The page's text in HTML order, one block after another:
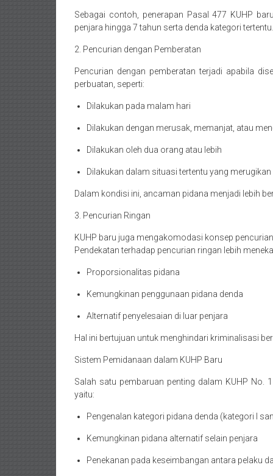
Jakarta
Pusat,
Tanggerang,
Purworejo,
Purwokerto,
Kebumen,
Tasikmalaya,
Purwodadi,
Wonogiri,
Pacitan,
Palembang,
Bandar
Lampung,
Badung,
Gianyar,
Mataram,
Lombok,
Temanggung,
Sragen,
Karanganyar,
Sebagai contoh, penerapan Pasal 477 KUHP
penjara hingga 7 tahun serta denda kategori tertentu.
2. Pencurian dengan Pemberatan
Pencurian dengan pemberatan terjadi apabila
perbuatan, seperti:
Dilakukan pada malam hari
Dilakukan dengan merusak, memanjat, atau
Dilakukan oleh dua orang atau lebih
Dilakukan dalam situasi tertentu yang
Dalam kondisi ini, ancaman pidana menjadi lebih
3. Pencurian Ringan
KUHP baru juga mengakomodasi konsep
Pendekatan terhadap pencurian ringan lebih
Proporsionalitas pidana
Kemungkinan penggunaan pidana denda
Alternatif penyelesaian di luar penjara
Hal ini bertujuan untuk menghindari kriminalisasi
Sistem Pemidanaan dalam KUHP Baru
Salah satu pembaruan penting dalam KUHP No.
yaitu:
Pengenalan kategori pidana denda (kategori I
Kemungkinan pidana alternatif selain penjara
Penekanan pada keseimbangan antara pelaku